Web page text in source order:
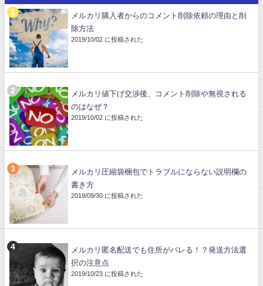
メルカリ購入者からのコメント削除依頼の理由と削
除方法
2019/10/02 に投稿された
メルカリ値下げ交渉後、コメント削除や無視される
のはなぜ？
2019/10/02 に投稿された
メルカリ圧縮袋梱包でトラブルにならない説明欄の
書き方
2019/09/30 に投稿された
メルカリ匿名配送でも住所がバレる！？発送方法選
択の注意点
2019/10/23 に投稿された